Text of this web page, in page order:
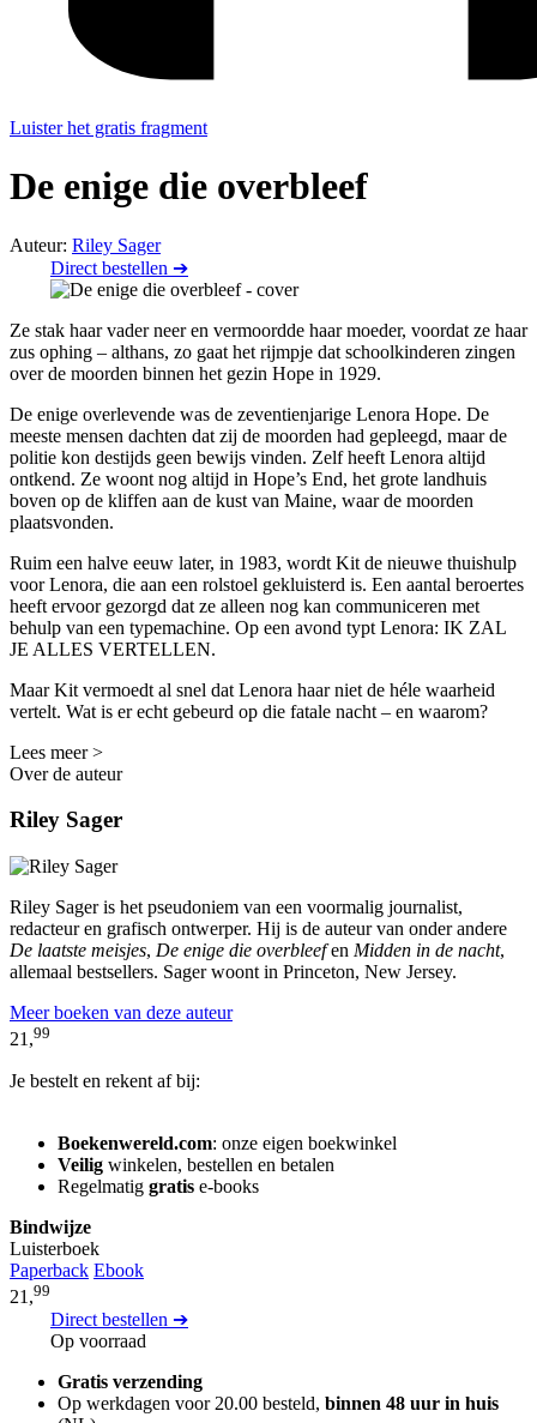
Luister het gratis fragment
De enige die overbleef
Auteur: Riley Sager
Direct bestellen ➔
Ze stak haar vader neer en vermoordde haar moeder, voordat ze haar
zus ophing – althans, zo gaat het rijmpje dat schoolkinderen zingen
over de moorden binnen het gezin Hope in 1929.
De enige overlevende was de zeventienjarige Lenora Hope. De
meeste mensen dachten dat zij de moorden had gepleegd, maar de
politie kon destijds geen bewijs vinden. Zelf heeft Lenora altijd
ontkend. Ze woont nog altijd in Hope’s End, het grote landhuis
boven op de kliffen aan de kust van Maine, waar de moorden
plaatsvonden.
Ruim een halve eeuw later, in 1983, wordt Kit de nieuwe thuishulp
voor Lenora, die aan een rolstoel gekluisterd is. Een aantal beroertes
heeft ervoor gezorgd dat ze alleen nog kan communiceren met
behulp van een typemachine. Op een avond typt Lenora: IK ZAL
JE ALLES VERTELLEN.
Maar Kit vermoedt al snel dat Lenora haar niet de héle waarheid
vertelt. Wat is er echt gebeurd op die fatale nacht – en waarom?
Lees meer >
Over de auteur
Riley Sager
Riley Sager is het pseudoniem van een voormalig journalist,
redacteur en grafisch ontwerper. Hij is de auteur van onder andere
De laatste meisjes, De enige die overbleefen Midden in de nacht,
allemaal bestsellers. Sager woont in Princeton, New Jersey.
Meer boeken van deze auteur
21,99
Je bestelt en rekent af bij:
Boekenwereld.com: onze eigen boekwinkel
Veilig winkelen, bestellen en betalen
Regelmatig gratis e-books
Bindwijze
Luisterboek
Paperback Ebook
21,99
Direct bestellen ➔
Op voorraad
Gratis verzending
Op werkdagen voor 20.00 besteld, binnen 48 uur in huis